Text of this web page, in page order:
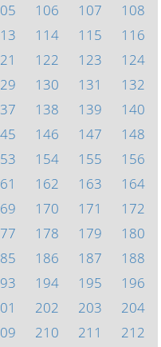
106 107
108
114 115
116
122 123
124
130 131
132
138 139
140
146 147
148
154 155
156
162 163
164
170 171
172
178 179
180
186 187
188
194 195
196
202 203
204
210 211
212